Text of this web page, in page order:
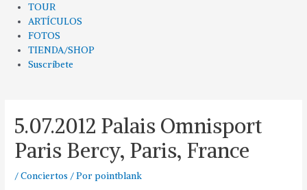
TOUR
ARTÍCULOS
FOTOS
TIENDA/SHOP
Suscríbete
5.07.2012 Palais Omnisport
Paris Bercy, Paris, France
/Conciertos / Porpointblank